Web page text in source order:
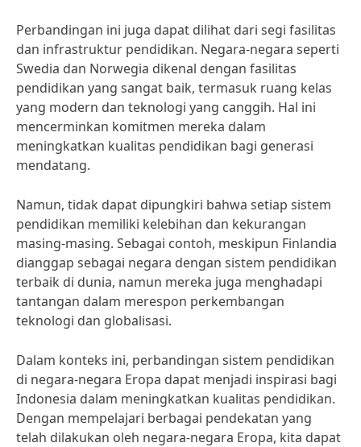
Perbandingan ini juga dapat dilihat dari segi fasilitas
dan infrastruktur pendidikan. Negara-negara seperti
Swedia dan Norwegia dikenal dengan fasilitas
pendidikan yang sangat baik, termasuk ruang kelas
yang modern dan teknologi yang canggih. Hal ini
mencerminkan komitmen mereka dalam
meningkatkan kualitas pendidikan bagi generasi
mendatang.
Namun, tidak dapat dipungkiri bahwa setiap sistem
pendidikan memiliki kelebihan dan kekurangan
masing-masing. Sebagai contoh, meskipun Finlandia
dianggap sebagai negara dengan sistem pendidikan
terbaik di dunia, namun mereka juga menghadapi
tantangan dalam merespon perkembangan
teknologi dan globalisasi.
Dalam konteks ini, perbandingan sistem pendidikan
di negara-negara Eropa dapat menjadi inspirasi bagi
Indonesia dalam meningkatkan kualitas pendidikan.
Dengan mempelajari berbagai pendekatan yang
telah dilakukan oleh negara-negara Eropa, kita dapat